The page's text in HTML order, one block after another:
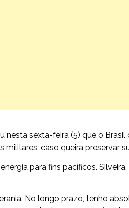
sexta-feira (5) que o Brasil
caso queira preservar
para fins pacíficos.
No longo prazo, tenho